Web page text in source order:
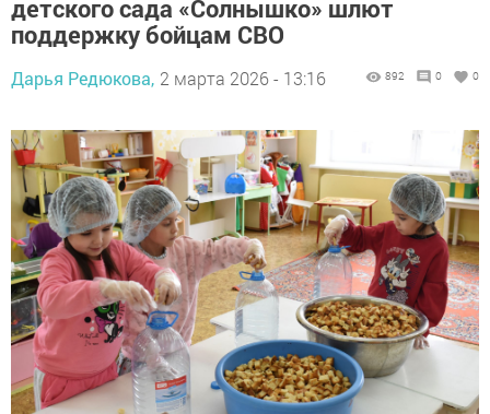
детского сада «Солнышко» шлют
поддержку бойцам СВО
Дарья Редюкова, 2 марта 2026 - 13:16 892 0 0